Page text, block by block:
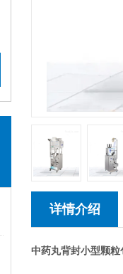
详情介绍
中药丸背封小型颗